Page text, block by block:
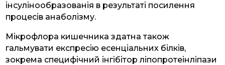
інсулінообразованія в результаті посилення
процесів анаболізму.
Мікрофлора кишечника здатна також
гальмувати експресію есенціальних білків,
зокрема специфічний інгібітор ліпопротеінліпази